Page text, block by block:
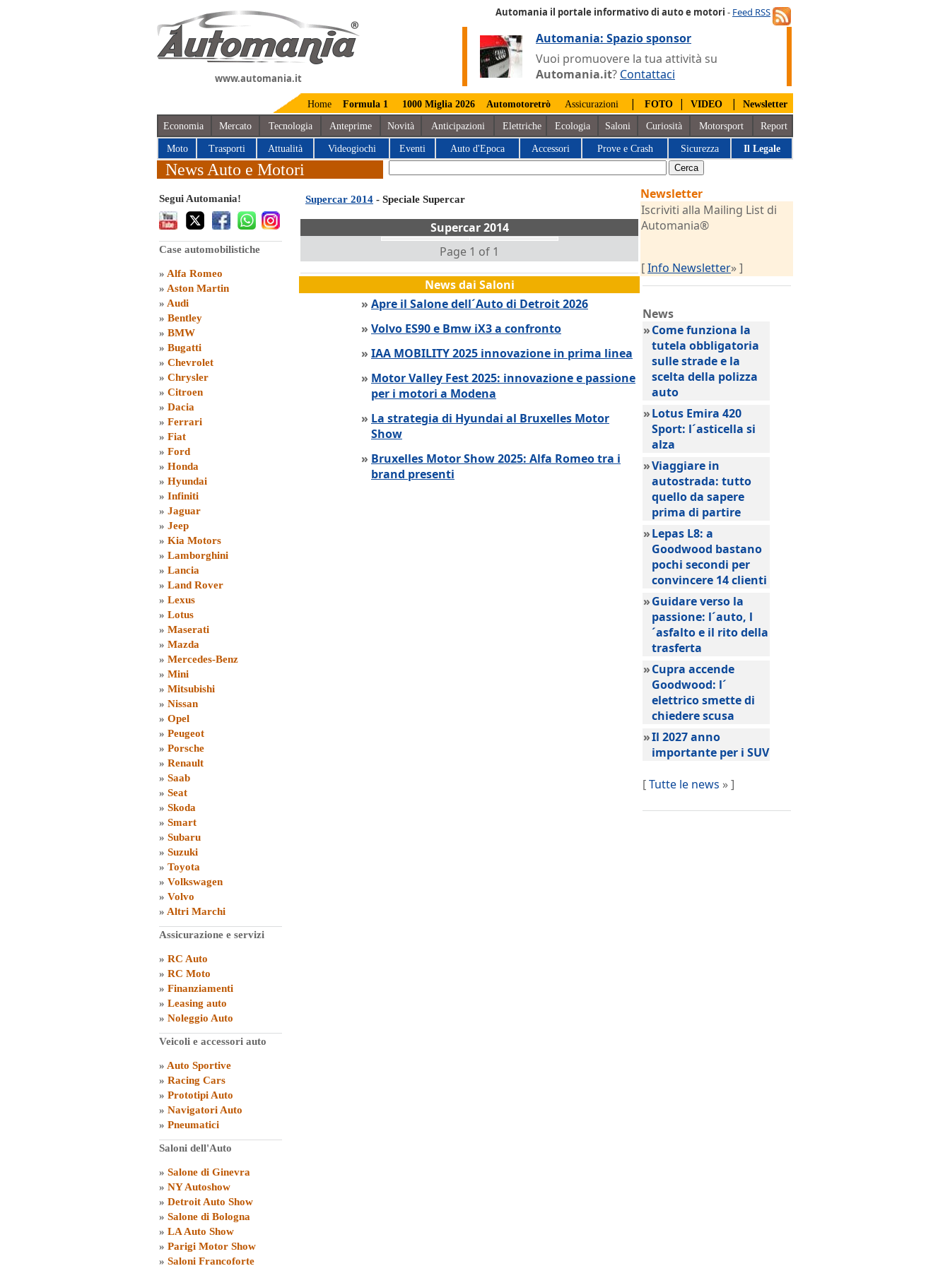
www.automania.it
Automania il portale informativo di auto e motori - Feed RSS
Automania: Spazio sponsor
Vuoi promuovere la tua attività su
Automania.it? Contattaci
Home Formula 1 1000 Miglia 2026 Automotoretrò Assicurazioni | FOTO | VIDEO | Newsletter
Economia Mercato Tecnologia Anteprime Novità Anticipazioni Elettriche Ecologia Saloni Curiosità Motorsport Report
Moto Trasporti Attualità Videogiochi Eventi Auto d'Epoca Accessori Prove e Crash Sicurezza Il Legale
News Auto e Motori
Segui Automania!
Case automobilistiche
» Alfa Romeo
» Aston Martin
» Audi
» Bentley
» BMW
» Bugatti
» Chevrolet
» Chrysler
» Citroen
» Dacia
» Ferrari
» Fiat
» Ford
» Honda
» Hyundai
» Infiniti
» Jaguar
» Jeep
» Kia Motors
» Lamborghini
» Lancia
» Land Rover
» Lexus
» Lotus
» Maserati
» Mazda
» Mercedes-Benz
» Mini
» Mitsubishi
» Nissan
» Opel
» Peugeot
» Porsche
» Renault
» Saab
» Seat
» Skoda
» Smart
» Subaru
» Suzuki
» Toyota
» Volkswagen
» Volvo
» Altri Marchi
Assicurazione e servizi
» RC Auto
» RC Moto
» Finanziamenti
» Leasing auto
» Noleggio Auto
Veicoli e accessori auto
» Auto Sportive
» Racing Cars
» Prototipi Auto
» Navigatori Auto
» Pneumatici
Saloni dell'Auto
» Salone di Ginevra
» NY Autoshow
» Detroit Auto Show
» Salone di Bologna
» LA Auto Show
» Parigi Motor Show
» Saloni Francoforte
Supercar 2014 - Speciale Supercar
Supercar 2014
Page 1 of 1
News dai Saloni
» Apre il Salone dell´Auto di Detroit 2026
» Volvo ES90 e Bmw iX3 a confronto
» IAA MOBILITY 2025 innovazione in prima linea
» Motor Valley Fest 2025: innovazione e passione
per i motori a Modena
» La strategia di Hyundai al Bruxelles Motor
Show
» Bruxelles Motor Show 2025: Alfa Romeo tra i
brand presenti
Newsletter
Iscriviti alla Mailing List di
Automania®
[Info Newsletter» ]
News
»Come funziona la
tutela obbligatoria
sulle strade e la
scelta della polizza
auto
»Lotus Emira 420
Sport: l´asticella si
alza
»Viaggiare in
autostrada: tutto
quello da sapere
prima di partire
»Lepas L8: a
Goodwood bastano
pochi secondi per
convincere 14 clienti
»Guidare verso la
passione: l´auto, l
´asfalto e il rito della
trasferta
»Cupra accende
Goodwood: l´
elettrico smette di
chiedere scusa
»Il 2027 anno
importante per i SUV
[Tutte le news » ]